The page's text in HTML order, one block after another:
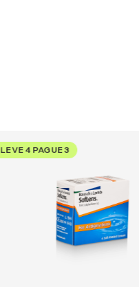
LEVE 4 PAGUE 3